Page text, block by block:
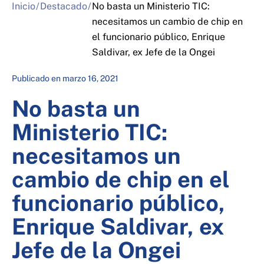
Inicio/Destacado/No basta un Ministerio TIC:
necesitamos un cambio de chip en
el funcionario público, Enrique
Saldivar, ex Jefe de la Ongei
Publicado en marzo 16, 2021
No basta un
Ministerio TIC:
necesitamos un
cambio de chip en el
funcionario público,
Enrique Saldivar, ex
Jefe de la Ongei